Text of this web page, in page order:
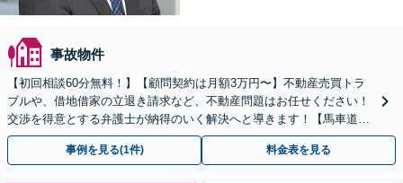
事故物件
【初回相談60分無料！】【顧問契約は月額3万円〜】不動産売買トラ
ブルや、借地借家の立退き請求など、不動産問題はお任せください！
交渉を得意とする弁護士が納得のいく解決へと導きます！【馬車道駅
3分】
事例を見る(1件) 料金表を見る